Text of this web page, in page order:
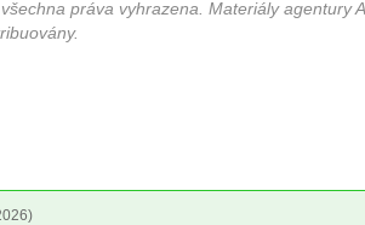
práva vyhrazena. Materiály agentury